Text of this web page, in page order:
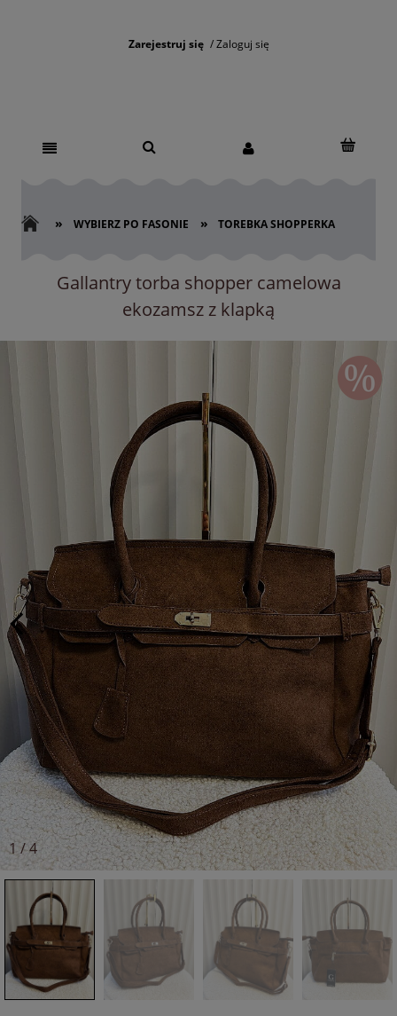
Zarejestruj się Zaloguj się
» WYBIERZ PO FASONIE » TOREBKA SHOPPERKA
Gallantry torba shopper camelowa
ekozamsz z klapką
1 /4